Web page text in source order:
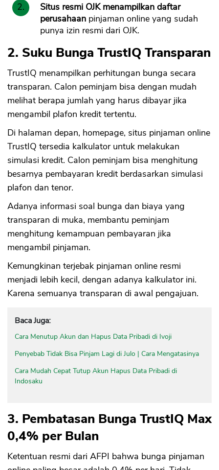
Situs resmi OJK menampilkan daftar
perusahaan pinjaman online yang sudah
punya izin resmi dari OJK.
2. Suku Bunga TrustIQ Transparan
TrustIQ menampilkan perhitungan bunga secara
transparan. Calon peminjam bisa dengan mudah
melihat berapa jumlah yang harus dibayar jika
mengambil plafon kredit tertentu.
Di halaman depan, homepage, situs pinjaman online
TrustIQ tersedia kalkulator untuk melakukan
simulasi kredit. Calon peminjam bisa menghitung
besarnya pembayaran kredit berdasarkan simulasi
plafon dan tenor.
Adanya informasi soal bunga dan biaya yang
transparan di muka, membantu peminjam
menghitung kemampuan pembayaran jika
mengambil pinjaman.
Kemungkinan terjebak pinjaman online resmi
menjadi lebih kecil, dengan adanya kalkulator ini.
Karena semuanya transparan di awal pengajuan.
Baca Juga:
Cara Menutup Akun dan Hapus Data Pribadi di Ivoji
Penyebab Tidak Bisa Pinjam Lagi di Julo | Cara Mengatasinya
Cara Mudah Cepat Tutup Akun Hapus Data Pribadi di
Indosaku
3. Pembatasan Bunga TrustIQ Max
0,4% per Bulan
Ketentuan resmi dari AFPI bahwa bunga pinjaman